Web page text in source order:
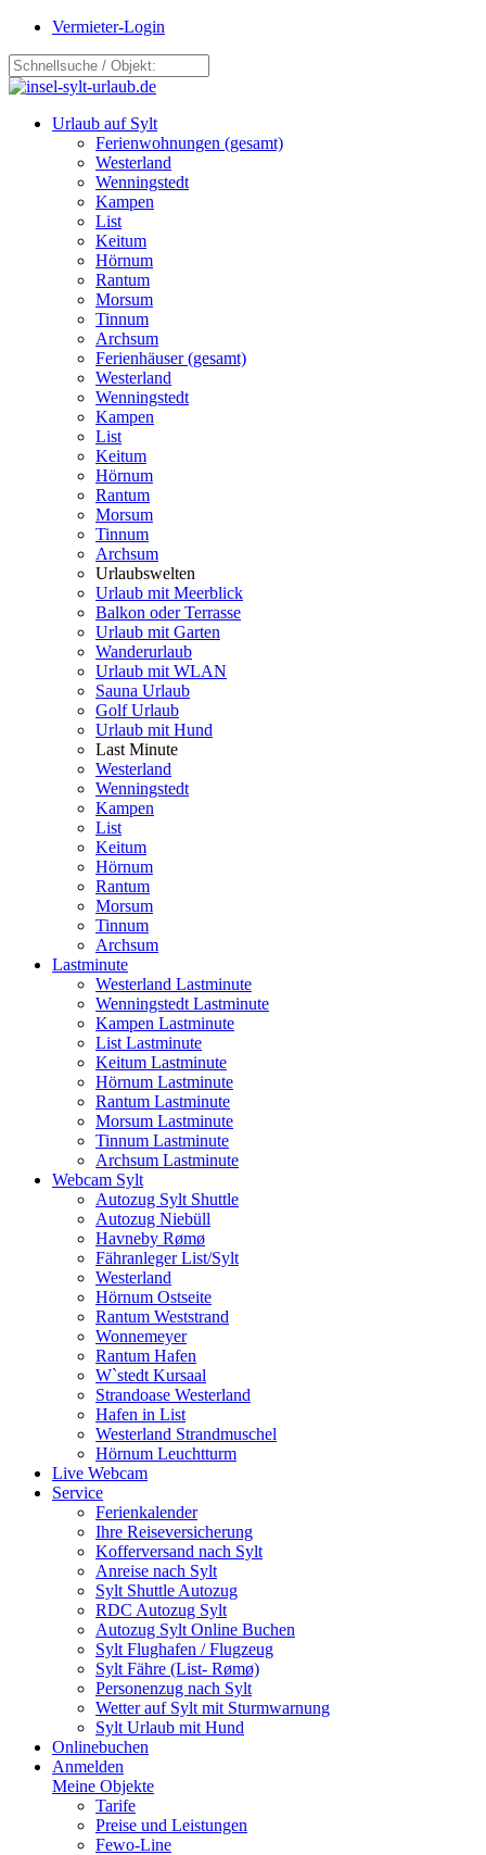
Vermieter-Login
Urlaub auf Sylt
Ferienwohnungen (gesamt)
Westerland
Wenningstedt
Kampen
List
Keitum
Hörnum
Rantum
Morsum
Tinnum
Archsum
Ferienhäuser (gesamt)
Westerland
Wenningstedt
Kampen
List
Keitum
Hörnum
Rantum
Morsum
Tinnum
Archsum
Urlaubswelten
Urlaub mit Meerblick
Balkon oder Terrasse
Urlaub mit Garten
Wanderurlaub
Urlaub mit WLAN
Sauna Urlaub
Golf Urlaub
Urlaub mit Hund
Last Minute
Westerland
Wenningstedt
Kampen
List
Keitum
Hörnum
Rantum
Morsum
Tinnum
Archsum
Lastminute
Westerland Lastminute
Wenningstedt Lastminute
Kampen Lastminute
List Lastminute
Keitum Lastminute
Hörnum Lastminute
Rantum Lastminute
Morsum Lastminute
Tinnum Lastminute
Archsum Lastminute
Webcam Sylt
Autozug Sylt Shuttle
Autozug Niebüll
Havneby Rømø
Fähranleger List/Sylt
Westerland
Hörnum Ostseite
Rantum Weststrand
Wonnemeyer
Rantum Hafen
W`stedt Kursaal
Strandoase Westerland
Hafen in List
Westerland Strandmuschel
Hörnum Leuchtturm
Live Webcam
Service
Ferienkalender
Ihre Reiseversicherung
Kofferversand nach Sylt
Anreise nach Sylt
Sylt Shuttle Autozug
RDC Autozug Sylt
Autozug Sylt Online Buchen
Sylt Flughafen / Flugzeug
Sylt Fähre (List- Rømø)
Personenzug nach Sylt
Wetter auf Sylt mit Sturmwarnung
Sylt Urlaub mit Hund
Onlinebuchen
Anmelden
Meine Objekte
Tarife
Preise und Leistungen
Fewo-Line